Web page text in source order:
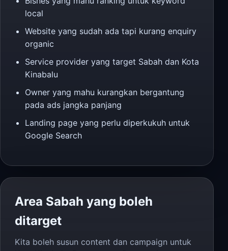
local
Website yang sudah ada tapi kurang enquiry
organic
Service provider yang target Sabah dan Kota
Kinabalu
Owner yang mahu kurangkan bergantung
pada ads jangka panjang
Landing page yang perlu diperkukuh untuk
Google Search
Area Sabah yang boleh
ditarget
Kita boleh susun content dan campaign untuk